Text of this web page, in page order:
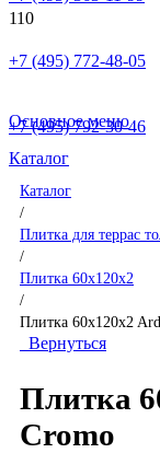
+7 (495) 772-48-05
+7 (495) 792-30-46
Основное меню
Каталог
Каталог
/
Плитка для террас
/
Плитка 60x120x2
/
Плитка 60x120x2
Вернуться
Плитка
Cromo